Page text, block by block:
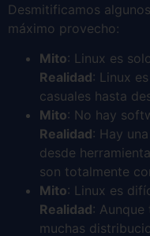
Desmitificamos
máximo provecho:
Mito: Linux es
Realidad: Linux
casuales hasta
Mito: No hay
Realidad: Hay
desde
son totalmente
Mito: Linux es
Realidad: Aunque
muchas